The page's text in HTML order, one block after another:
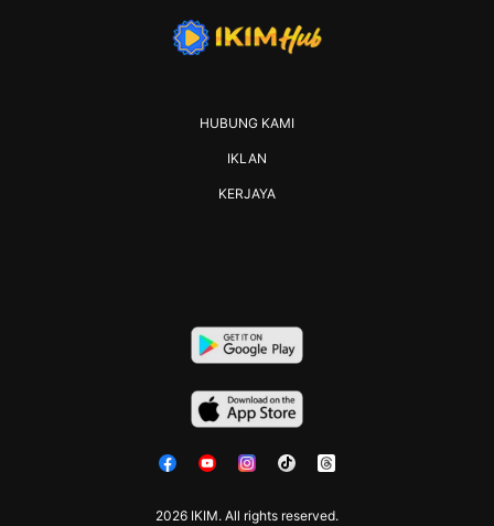
2026 IKIM. All rights reserved.
HUBUNG KAMI
IKLAN
KERJAYA